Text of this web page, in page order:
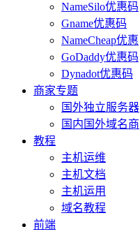
NameSilo优惠码
Gname优惠码
NameCheap优惠
GoDaddy优惠码
Dynadot优惠码
商家专题
国外独立服务器
国内国外域名商
教程
主机运维
主机文档
主机运用
域名教程
前端